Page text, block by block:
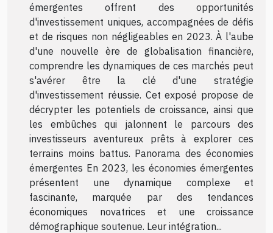
émergentes offrent des opportunités
d'investissement uniques, accompagnées de défis
et de risques non négligeables en 2023. À l'aube
d'une nouvelle ère de globalisation financière,
comprendre les dynamiques de ces marchés peut
s'avérer être la clé d'une stratégie
d'investissement réussie. Cet exposé propose de
décrypter les potentiels de croissance, ainsi que
les embûches qui jalonnent le parcours des
investisseurs aventureux prêts à explorer ces
terrains moins battus. Panorama des économies
émergentes En 2023, les économies émergentes
présentent une dynamique complexe et
fascinante, marquée par des tendances
économiques novatrices et une croissance
démographique soutenue. Leur intégration...